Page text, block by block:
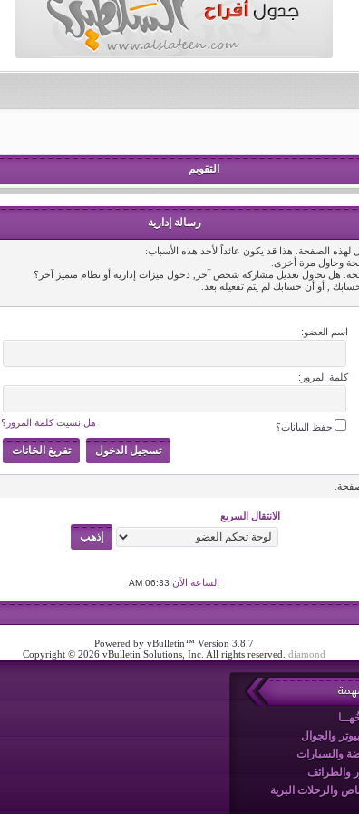
التقويم
رسالة إدارية
الصفحة. هذا قد يكون عائداً لأحد هذه الأسباب:
وحاول مرة أخرى.
هل تحاول تعديل مشاركة شخص آخر, دخول ميزات إدارية أو نظام متميز آخر؟
, أو أن حسابك لم يتم تفعيله بعد.
اسم العضو:
كلمة المرور:
هل نسيت كلمة المرور؟ حفظ البيانات؟
الانتقال السريع
الساعة الآن 06:33 AM
Powered by vBulletin™ Version 3.8.7
Copyright © 2026 vBulletin Solutions, Inc. All rights reserved. diamond
والجوال
والسيارات
والطرائف
والرحلات البرية